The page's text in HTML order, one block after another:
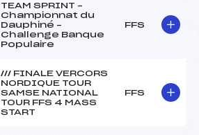
TEAM SPRINT –
Championnat du
Dauphiné –
Challenge Banque
Populaire
FFS
/// FINALE VERCORS
NORDIQUE TOUR
SAMSE NATIONAL
TOUR FFS 4 MASS
START
FFS